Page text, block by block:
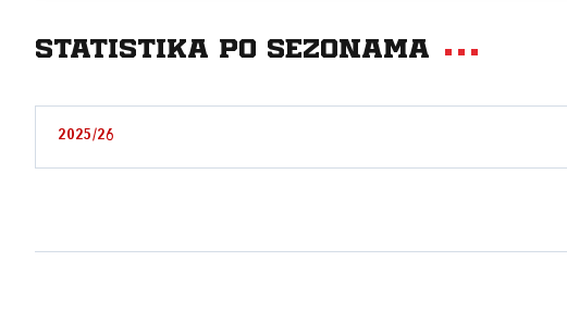
Statistika po sezonama
2025/26